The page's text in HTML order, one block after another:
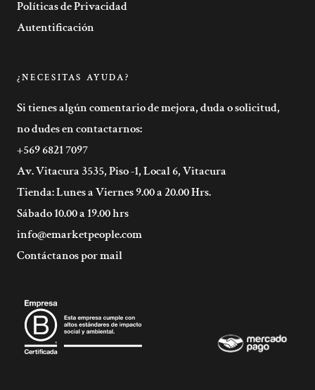
Políticas de Privacidad
Autentificación
¿NECESITAS AYUDA?
Si tienes algún comentario de mejora, duda o solicitud,
no dudes en contactarnos:
+569 6821 7097
Av. Vitacura 3535, Piso -1, Local 6, Vitacura
Tienda: Lunes a Viernes 9.00 a 20.00 Hrs.
Sábado 10.00 a 19.00 hrs
info@emarketpeople.com
Contáctanos por mail